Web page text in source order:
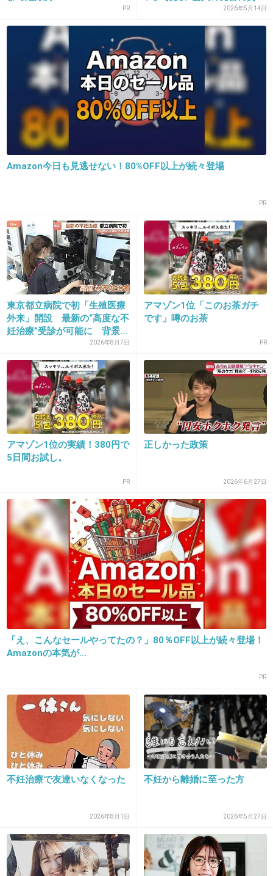
検査では妊娠可能とされても原因不明の不妊も
いるからね；－；
私がそうでした・・
+170
2013/04/29(月) 00:48:06
せめて42位にしてほしい。ちなみに私は39ですが。。
19. 匿名2013/04/29(月) 00:53:19
今不妊で悩んでる人には気の毒だけど、致仕方
ないかなと思う。
これを機に、若い女性が早めに結婚した方が良
いという意識が根付けば晩婚化に少しは歯止め
がかかるのではないでしょうか？
そしたら、体も若く妊娠し易いだろうし、年齢
制限の期間にも余裕が出るし…
+214 -50
20. 匿名2013/04/29(月) 01:09:58
治療で薬を飲んでいるから適齢期に妊娠できな
いかなと思います
卵子に寿命があるのは事実なんだし年齢制限は
むしろ必要だと思います
それを踏まえて人生設計出来るし、自分の体と
きちんと向き合って優先順位考えて
助成がで続ける=妊娠出来るわけじゃないから
ね(´Д｀)
+172 -32
野田聖子みてたら当然の結果。
むしろ遅すぎ。
+182 -27
>>2
私も納得いかないです。
体外受精希望の人が全員晩婚とか仕事や自由優
PR 2026年5月14日
Amazon今日も見逃せない！80%OFF以上が続々登場
PR
東京都立病院で初「生殖医療
外来」開設 最新の“高度な不
妊治療”受診が可能に 背景...
2026年8月7日
アマゾン1位「このお茶ガチ
です」噂のお茶
PR
アマゾン1位の実績！380円で
5日間お試し。
PR
正しかった政策
2026年6月27日
「え、こんなセールやってたの？」80％OFF以上が続々登場！
Amazonの本気が...
PR
不妊治療で友達いなくなった
2026年8月1日
不妊から離婚に至った方
2026年5月27日